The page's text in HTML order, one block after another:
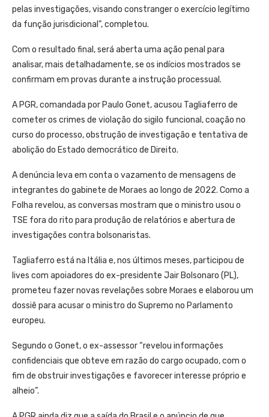
pelas investigações, visando constranger o exercício legítimo
da função jurisdicional”, completou.
Com o resultado final, será aberta uma ação penal para
analisar, mais detalhadamente, se os indícios mostrados se
confirmam em provas durante a instrução processual.
A PGR, comandada por Paulo Gonet, acusou Tagliaferro de
cometer os crimes de violação do sigilo funcional, coação no
curso do processo, obstrução de investigação e tentativa de
abolição do Estado democrático de Direito.
A denúncia leva em conta o vazamento de mensagens de
integrantes do gabinete de Moraes ao longo de 2022. Como a
Folha revelou, as conversas mostram que o ministro usou o
TSE fora do rito para produção de relatórios e abertura de
investigações contra bolsonaristas.
Tagliaferro está na Itália e, nos últimos meses, participou de
lives com apoiadores do ex-presidente Jair Bolsonaro (PL),
prometeu fazer novas revelações sobre Moraes e elaborou um
dossiê para acusar o ministro do Supremo no Parlamento
europeu.
Segundo o Gonet, o ex-assessor “revelou informações
confidenciais que obteve em razão do cargo ocupado, com o
fim de obstruir investigações e favorecer interesse próprio e
alheio”.